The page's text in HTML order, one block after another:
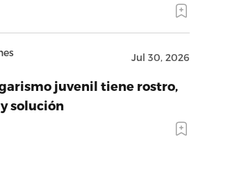
Jul 30, 2026
juvenil tiene rostro,
solución